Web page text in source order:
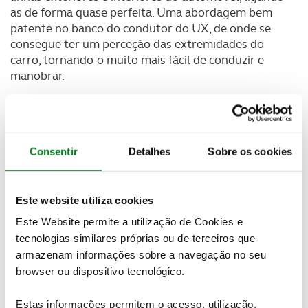
Consentir Detalhes Sobre os cookies
Este website utiliza cookies
Este Website permite a utilização de Cookies e
tecnologias similares próprias ou de terceiros que
armazenam informações sobre a navegação no seu
browser ou dispositivo tecnológico.
Estas informações permitem o acesso, utilização,
as de forma quase perfeita. Uma abordagem bem
patente no banco do condutor do UX, de onde se
consegue ter um perceção das extremidades do
carro, tornando-o muito mais fácil de conduzir e
manobrar.
A combinação de dois tipos de modelos distintos -
4x4 e desportivo - resultou num crossover de design
muitíssimo original.
3. Exterior robusto CONTUDO Glamoroso
A combinação do exterior robusto e da carroçaria
minuciosamente esculpida confere ao UX uma
identidade única, um exemplar perfeito da marca
Lexus.
4. Elegante CONTUDO Funcional